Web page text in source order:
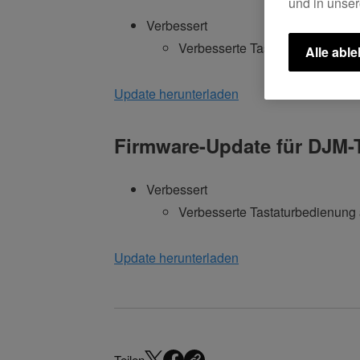
Verbessert
Verbesserte
Update herunterladen
Firmware-Update für DJM-
Verbessert
Verbesserte
Update herunterladen
Alle